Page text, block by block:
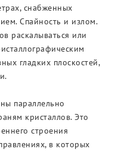
снабженных
Спайность и излом.
раскалываться или
гладких плоскостей,
параллельно
кристаллов. Это
строения
в которых